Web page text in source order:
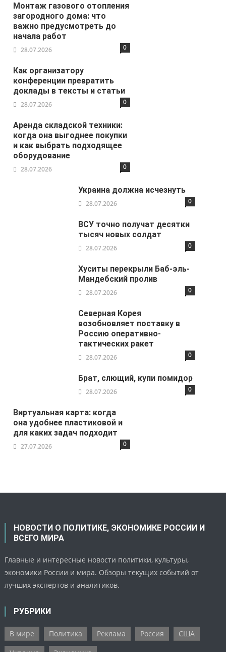
Монтаж газового отопления
загородного дома: что
важно предусмотреть до
начала работ
28.07.2026 0
Как организатору
конференции превратить
доклады в тексты и статьи
28.07.2026 0
Аренда складской техники:
когда она выгоднее покупки
и как выбрать подходящее
оборудование
28.07.2026 0
Украина должна исчезнуть
28.07.2026 0
ВСУ точно получат десятки
тысяч новых солдат
28.07.2026 0
Хуситы перекрыли Баб-эль-
Мандебский пролив
28.07.2026 0
Северная Корея
возобновляет поставку в
Россию оперативно-
тактических ракет
28.07.2026 0
Брат, слющий, купи помидор
28.07.2026 0
Виртуальная карта: когда
она удобнее пластиковой и
для каких задач подходит
27.07.2026 0
НОВОСТИ О ПОЛИТИКЕ, ЭКОНОМИКЕ РОССИИ И
ВСЕГО МИРА
Главные и интересные новости политики, культуры,
экономики России и мира. Обзоры текущих событий от
лучших экспертов и аналитиков.
РУБРИКИ
В мире Политика Реклама Россия
США